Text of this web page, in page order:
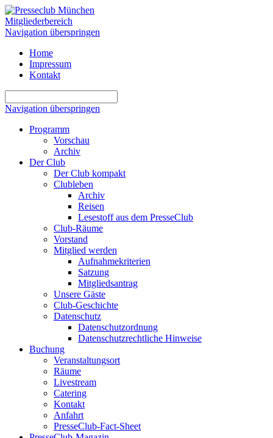
Mitgliederbereich
Navigation überspringen
Home
Impressum
Kontakt
Navigation überspringen
Programm
Vorschau
Archiv
Der Club
Der Club kompakt
Clubleben
Archiv
Reisen
Lesestoff aus dem PresseClub
Club-Räume
Vorstand
Mitglied werden
Aufnahmekriterien
Satzung
Mitgliedsantrag
Unsere Gäste
Club-Geschichte
Datenschutz
Datenschutzordnung
Datenschutzrechtliche Hinweise
Buchung
Veranstaltungsort
Räume
Livestream
Catering
Kontakt
Anfahrt
PresseClub-Fact-Sheet